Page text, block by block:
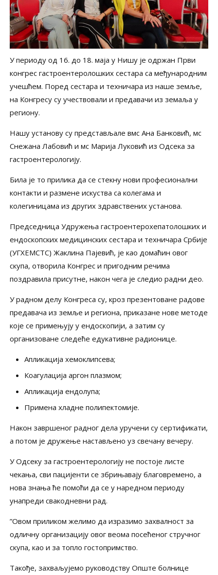
У периоду од 16. до 18. маја у Нишу је одржан Први
конгрес гастроентеролошких сестара са међународним
учешћем. Поред сестара и техничара из наше земље,
на Конгресу су учествовали и предавачи из земаља у
региону.
Нашу установу су представљале вмс Ана Банковић, мс
Снежана Лабовић и мс Марија Луковић из Одсека за
гастроентерологију.
Била је то прилика да се стекну нови професионални
контакти и размене искуства са колегама и
колегиницама из других здравствених установа.
Председница Удружења гастроентерохепатолошких и
ендоскопских медицинских сестара и техничара Србије
(УГХЕМСТС) Жаклина Пајевић, је као домаћин овог
скупа, отворила Конгрес и пригодним речима
поздравила присутне, након чега је следио радни део.
У радном делу Конгреса су, кроз презентоване радове
предавача из земље и региона, приказане нове методе
које се примењују у ендоскопији, а затим су
организоване следеће едукативне радионице.
Апликација хемоклипсева;
Коагулација аргон плазмом;
Апликација ендолупа;
Примена хладне полипектомије.
Након завршеног радног дела уручени су сертификати,
а потом је дружење настављено уз свечану вечеру.
У Одсеку за гастроентерологију не постоје листе
чекања, сви пацијенти се збрињавају благовремено, а
нова знања ће помоћи да се у наредном периоду
унапреди свакодневни рад.
”Овом приликом желимо да изразимо захвалност за
одличну организацију овог веома посећеног стручног
скупа, као и за топло гостопримство.
Такође, захваљујемо руководству Опште болнице